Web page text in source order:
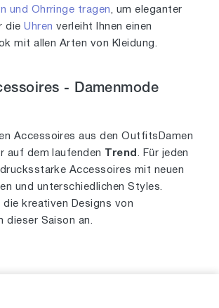
und Ohrringe tragen, um eleganter
dieUhren verleiht Ihnen einen
mit allen Arten von Kleidung.
- Damenmode
Accessoires aus den OutfitsDamen
auf dem laufenden
Trend . Für jeden
Accessoires mit neuen
und unterschiedlichen Styles.
die kreativen Designs von
dieser Saison an.